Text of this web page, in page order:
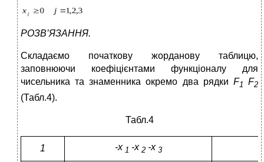
РОЗВ’ЯЗАННЯ.
Складаємо початкову жорданову таблицю,
заповнюючи коефіцієнтами функціоналу для
чисельника та знаменника окремо два рядки F1 F2
(Табл.4).
Табл.4
1 -x 1 -х 2-x 3